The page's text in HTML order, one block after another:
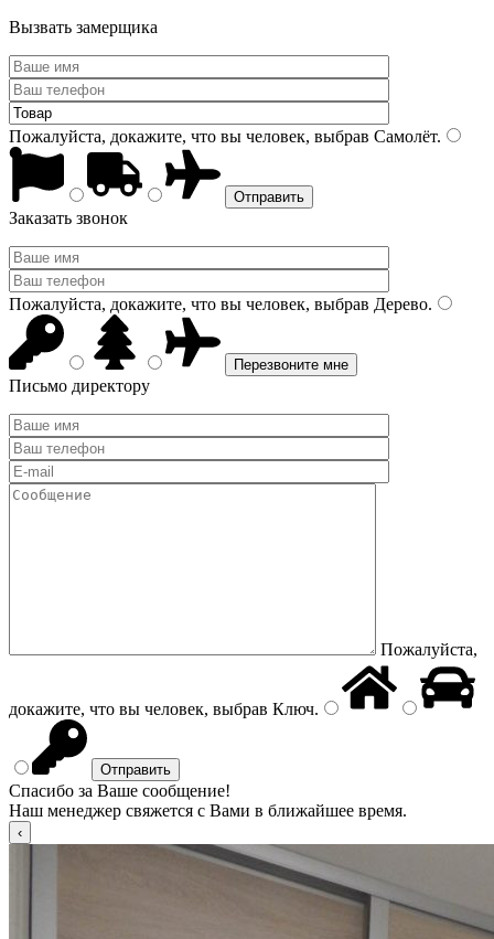
Вызвать замерщика
Пожалуйста, докажите, что вы человек, выбрав Самолёт.
Заказать звонок
Пожалуйста, докажите, что вы человек, выбрав Дерево.
Письмо директору
Пожалуйста,
докажите, что вы человек, выбрав Ключ.
Спасибо за Ваше сообщение!
Наш менеджер свяжется с Вами в ближайшее время.